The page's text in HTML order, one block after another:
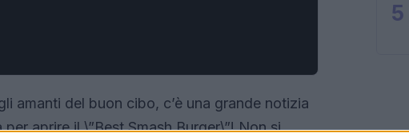
amanti del buon cibo, c’è una grande notizia
aprire il \”Best Smash Burger\”! Non si
5